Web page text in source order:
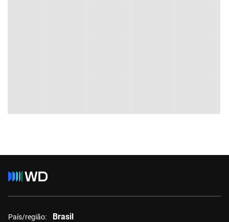
País/região: Brasil